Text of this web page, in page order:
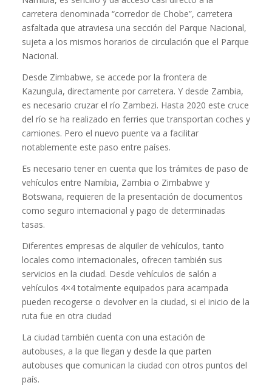
carretera denominada “corredor de Chobe”, carretera
asfaltada que atraviesa una sección del Parque Nacional,
sujeta a los mismos horarios de circulación que el Parque
Nacional.
Desde Zimbabwe, se accede por la frontera de
Kazungula, directamente por carretera. Y desde Zambia,
es necesario cruzar el río Zambezi. Hasta 2020 este cruce
del río se ha realizado en ferries que transportan coches y
camiones. Pero el nuevo puente va a facilitar
notablemente este paso entre países.
Es necesario tener en cuenta que los trámites de paso de
vehículos entre Namibia, Zambia o Zimbabwe y
Botswana, requieren de la presentación de documentos
como seguro internacional y pago de determinadas
tasas.
Diferentes empresas de alquiler de vehículos, tanto
locales como internacionales, ofrecen también sus
servicios en la ciudad. Desde vehículos de salón a
vehículos 4×4 totalmente equipados para acampada
pueden recogerse o devolver en la ciudad, si el inicio de la
ruta fue en otra ciudad
La ciudad también cuenta con una estación de
autobuses, a la que llegan y desde la que parten
autobuses que comunican la ciudad con otros puntos del
país.